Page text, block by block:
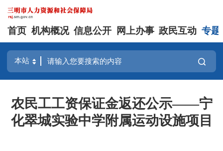
首页 机构概况 信息公开 网上办事 政民互动 专题
农民工工资保证金返还公示——宁
化翠城实验中学附属运动设施项目